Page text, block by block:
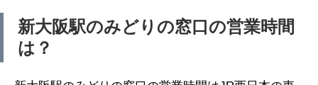
新大阪駅のみどりの窓口の営業時間
は？